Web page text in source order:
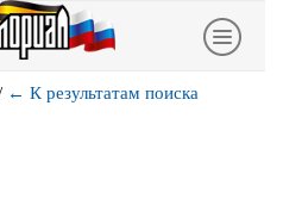
← К результатам поиска